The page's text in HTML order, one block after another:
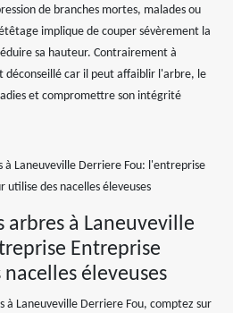
de branches mortes, malades ou
implique de couper sévèrement la
sa hauteur. Contrairement à
déconseillé car il peut affaiblir l'arbre, le
et compromettre son intégrité
arbres à Laneuveville
Entreprise
éleveuses
à Laneuveville Derriere Fou, comptez sur